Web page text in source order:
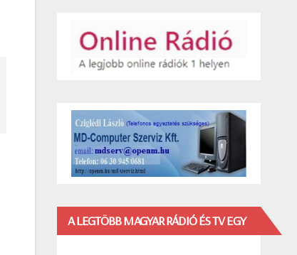
A LEGTÖBB MAGYAR RÁDIÓ ÉS TV EGY